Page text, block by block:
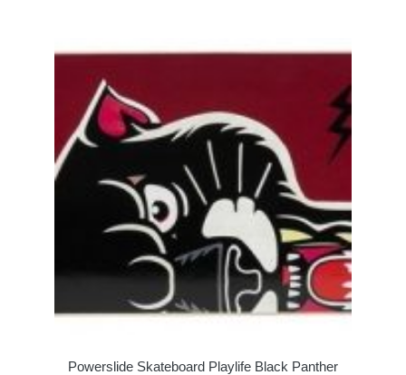
Powerslide Skateboard Playlife Black Panther